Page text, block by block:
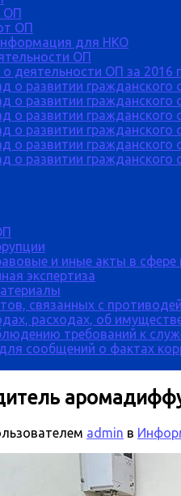
ОП
ОП
для НКО
ОП
деятельности ОП за 2016
о развитии гражданского
о развитии гражданского
о развитии гражданского
о развитии гражданского
о развитии гражданского
о развитии гражданского
и иные акты в сфере
экспертиза
связанных с
расходах, об
требований к
сообщений о фактах
admin в